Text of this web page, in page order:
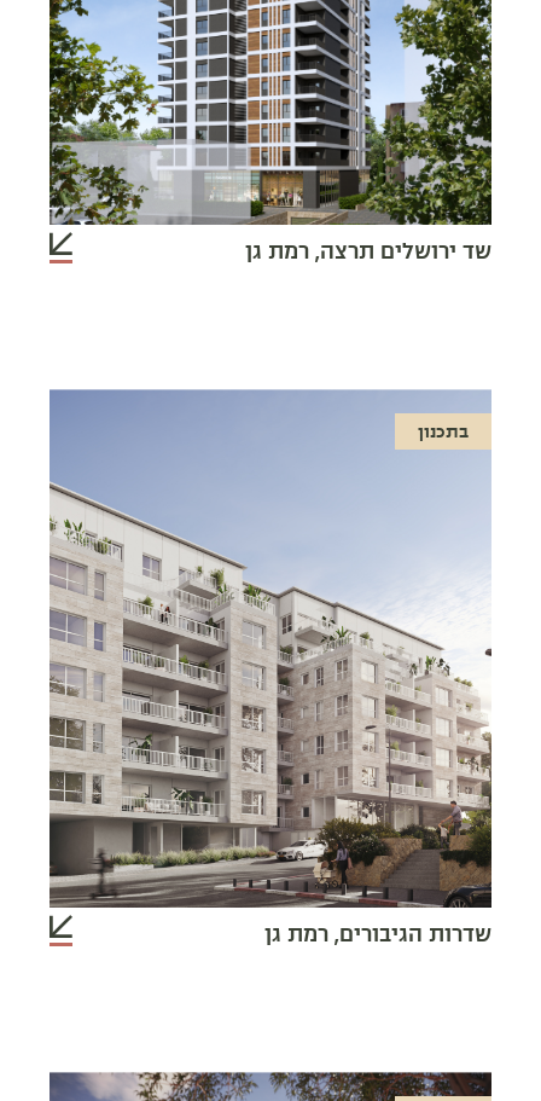
שד ירושלים תרצה, רמת גן
בתכנון
שדרות הגיבורים, רמת גן